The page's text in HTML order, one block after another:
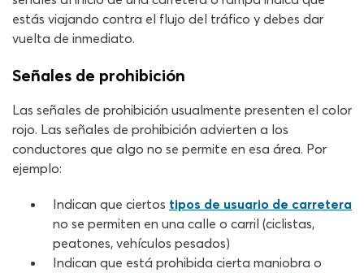
estás viajando contra el flujo del tráfico y debes dar
vuelta de inmediato.
Señales de prohibición
Las señales de prohibición usualmente presenten el color
rojo. Las señales de prohibición advierten a los
conductores que algo no se permite en esa área. Por
ejemplo:
Indican que ciertos tipos de usuario de carretera
no se permiten en una calle o carril (ciclistas,
peatones, vehículos pesados)
Indican que está prohibida cierta maniobra o